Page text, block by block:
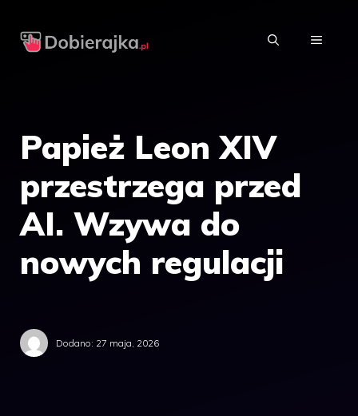
MENU
Papież Leon XIV
przestrzega przed
AI. Wzywa do
nowych regulacji
Dodano: 27 maja, 2026